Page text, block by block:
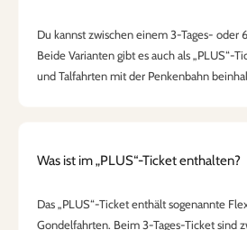
Du kannst zwischen einem 3-Tages- oder
Beide Varianten gibt es auch als „PLUS“-
und Talfahrten mit der Penkenbahn
Was ist im „PLUS“-Ticket enthalten?
Das „PLUS“-Ticket enthält sogenannte
Gondelfahrten. Beim 3-Tages-Ticket sind